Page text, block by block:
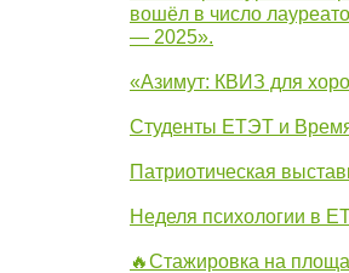
вошёл в число
— 2025».
«Азимут: КВИЗ для
Студенты ЕТЭТ и
Патриотическая
Неделя психологии в
🔥Стажировка на